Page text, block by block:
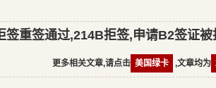
签重签通过,214B拒签,申请B2签证
更多相关文章,请点击 美国绿卡 ,文章均为